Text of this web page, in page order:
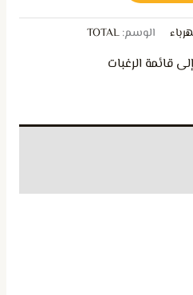
الوسم:TOTAL
قائمة الرغبات